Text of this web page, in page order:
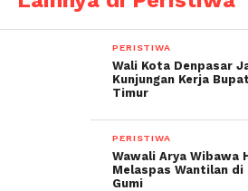
PERISTIWA
Wali Kota Denpasar
Kunjungan Kerja
Timur
PERISTIWA
Wawali Arya Wibawa
Melaspas Wantilan di
Gumi